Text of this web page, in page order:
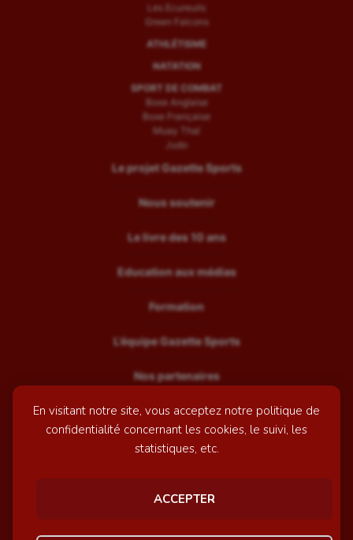
En visitant notre site, vous acceptez notre politique de
confidentialité concernant les cookies, le suivi, les
statistiques, etc.
ACCEPTER
Les Ecureuils
Green Falcons
ATHLÉTISME
NATATION
SPORT DE COMBAT
Boxe Anglaise
Boxe Française
Muay Thaï
Judo
Le projet Gazette Sports
Nous soutenir
Le livre des 10 ans
Education aux médias
Formation
L’équipe Gazette Sports
Nos partenaires
Recrutement
Mentions légales